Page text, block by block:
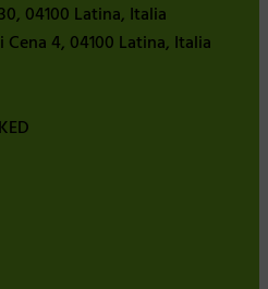
04100 Latina, Italia
4, 04100 Latina, Italia